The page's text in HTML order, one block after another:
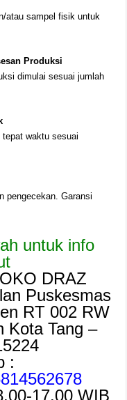
atau sampel fisik untuk
Produksi
dimulai sesuai jumlah
waktu sesuai
pengecekan. Garansi
untuk info
DRAZ
Puskesmas
RT 002 RW
Kota Tang –
:
17.00 WIB